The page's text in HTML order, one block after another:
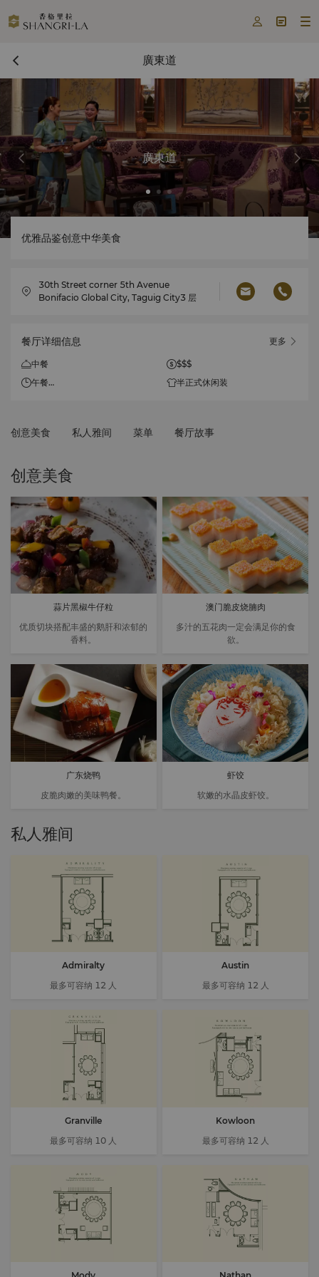
  
廣東道
廣東道
优雅品鉴创意中华美食
30th Street corner 5th Avenue
Bonifacio Global City, Taguig City3 层
餐厅详细信息 更多
中餐
$$$
午餐
晚餐
17:00 - 22:30
半正式休闲装
创意美食 私人雅间 菜单 餐厅故事
创意美食
蒜片黑椒牛仔粒
优质切块搭配丰盛的鹅肝和浓郁的
香料。
澳门脆皮烧腩肉
多汁的五花肉一定会满足你的食
欲。
广东烧鸭
皮脆肉嫩的美味鸭餐。
虾饺
软嫩的水晶皮虾饺。
私人雅间
Admiralty
最多可容纳 12 人
Austin
最多可容纳 12 人
Granville
最多可容纳 10 人
Kowloon
最多可容纳 12 人